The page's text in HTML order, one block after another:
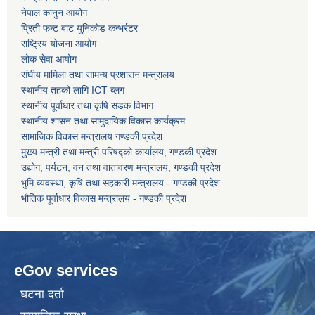
नेपाल कानुन आयोग
प्रिती फन्ट बाट युनिकोड कन्भर्रटर
राष्ट्रिय योजना आयोग
लोक सेवा आयोग
संघीय मामिला तथा सामन्य प्रशासन मन्त्रालय
स्थानीय तहको लागि ICT ब्लग
स्थानीय पूर्वाधार तथा कृषि सडक विभाग
स्थानीय शासन तथा सामुदायिक विकास कार्यक्रम
सामाजिक विकास मन्त्रालय गण्डकी प्रदेश
मुख्य मन्त्री तथा मन्त्री परिषद्को कार्यालय, गण्डकी प्रदेश
उद्योग, पर्यटन, वन तथा वातावरण मन्त्रालय, गण्डकी प्रदेश
भुमि व्यवस्था, कृषि तथा सहकारी मन्त्रालय - गण्डकी प्रदेश
भौतिक पूर्वाधार विकास मन्त्रालय - गण्डकी प्रदेश
eGov services
घटना दर्ता